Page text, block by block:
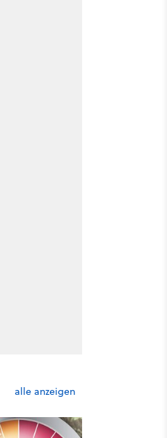
alle anzeigen